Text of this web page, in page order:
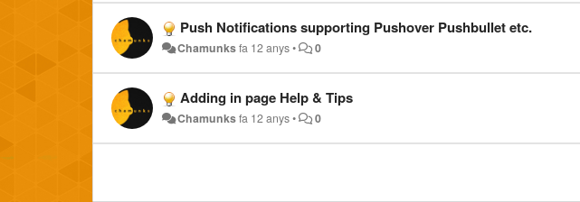
Push Notifications supporting Pushover Pushbullet etc.
Chamunksfa 12 anys• 0
Adding in page Help & Tips
Chamunksfa 12 anys• 0